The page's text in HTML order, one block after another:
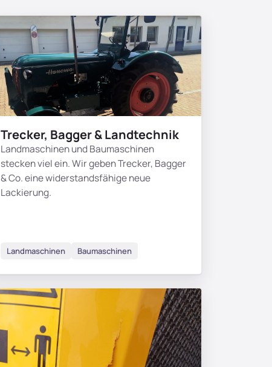
Trecker, Bagger & Landtechnik
Landmaschinen und Baumaschinen
stecken viel ein. Wir geben Trecker, Bagger
& Co. eine widerstandsfähige neue
Lackierung.
Landmaschinen Baumaschinen